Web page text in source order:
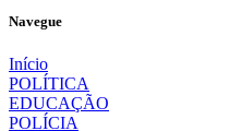
Navegue
Início
POLÍTICA
EDUCAÇÃO
POLÍCIA